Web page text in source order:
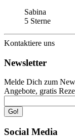
Sabina
5 Sterne
Kontaktiere uns
Newsletter
Melde Dich zum
Angebote, gratis
Go!
Social Media